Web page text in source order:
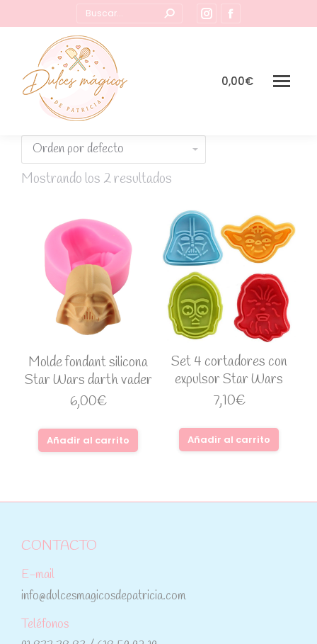
Buscar:
Instagram
page
new
page
in
0,00€
Mostrando los 2 resultados
Molde fondant silicona
Star Wars darth vader
6,00€
Añadir al carrito
Set 4 cortadores con
expulsor Star Wars
7,10€
Añadir al carrito
CONTACTO
E-mail
info@dulcesmagicosdepatricia.com
Teléfonos